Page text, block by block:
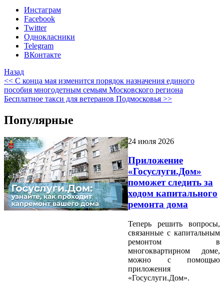
Инстаграм
Facebook
Twitter
Однокласники
Telegram
ВКонтакте
Назад
<< С конца мая изменится порядок назначения единого
пособия многодетным семьям Московского региона
Бесплатное такси для ветеранов Подмосковья >>
Популярные
24 июля 2026
Приложение
«Госуслуги.Дом»
поможет следить за
ходом капитального
ремонта дома
Теперь решить вопросы,
связанные с капитальным
ремонтом в
многоквартирном доме,
можно с помощью
приложения
«Госуслуги.Дом».